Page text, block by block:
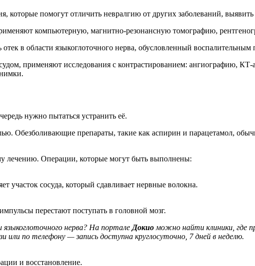
которые помогут отличить невралгию от других заболеваний,
компьютерную, магнитно-резонансную томографию,
в области языкоглоточного нерва, обусловленный воспалительным
применяют исследования с контрастированием: ангиографию,
нужно пытаться устранить её.
Обезболивающие препараты, такие как аспирин и парацетамол,
лечению. Операции, которые могут быть выполнены:
участок сосуда, который сдавливает нервные волокна.
перестают поступать в головной мозг.
языкоглоточного нерва? На портале Докио можно найти клиники, где
или по телефону — запись доступна круглосуточно, 7 дней в неделю.
и восстановление.